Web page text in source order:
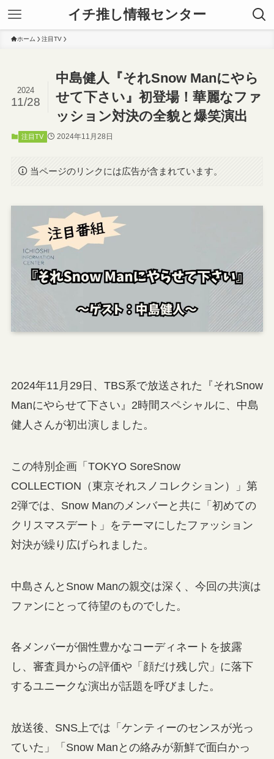
イチ推し情報センター
ホーム 注目TV
中島健人『それSnow Manにやら
せて下さい』初登場！華麗なファ
ッション対決の全貌と爆笑演出
2024
11/28
注目TV 2024年11月28日
当ページのリンクには広告が含まれています。
2024年11月29日、TBS系で放送された『それSnow
Manにやらせて下さい』2時間スペシャルに、中島
健人さんが初出演しました。
この特別企画「TOKYO SoreSnow
COLLECTION（東京それスノコレクション）」第
2弾では、Snow Manのメンバーと共に「初めての
クリスマスデート」をテーマにしたファッション
対決が繰り広げられました。
中島さんとSnow Manの親交は深く、今回の共演は
ファンにとって待望のものでした。
各メンバーが個性豊かなコーディネートを披露
し、審査員からの評価や「顔だけ残し穴」に落下
するユニークな演出が話題を呼びました。
放送後、SNS上では「ケンティーのセンスが光っ
ていた」「Snow Manとの絡みが新鮮で面白かっ